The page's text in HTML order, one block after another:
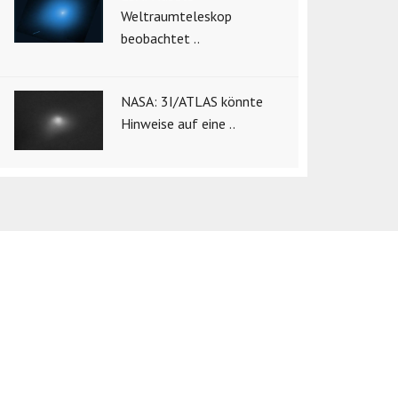
Weltraumteleskop
beobachtet ..
NASA: 3I/ATLAS könnte
Hinweise auf eine ..